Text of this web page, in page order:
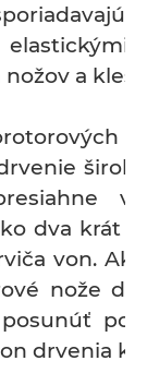
a
dva krát
von. Ak
nože
drvenia